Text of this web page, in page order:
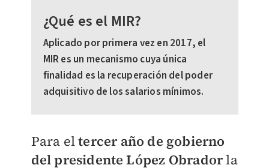
¿Qué es el MIR?
Aplicado por primera vez en 2017, el
MIR es un mecanismo cuya única
finalidad es la recuperación del poder
adquisitivo de los salarios mínimos.
Para eltercer año de gobierno
del presidente López Obradorla